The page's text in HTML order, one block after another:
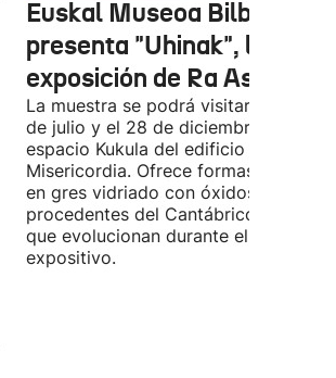
Euskal Museoa Bilbao
presenta "Uhinak", la
exposición de Ra Asensi
La muestra se podrá visitar entre el 8
de julio y el 28 de diciembre en el
espacio Kukula del edificio
Misericordia. Ofrece formas
en gres vidriado con óxidos y algas
procedentes del Cantábrico,
que evolucionan durante el periodo
expositivo.